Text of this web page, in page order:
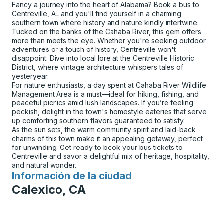
Fancy a journey into the heart of Alabama? Book a bus to
Centreville, AL and you'll find yourself in a charming
southern town where history and nature kindly intertwine.
Tucked on the banks of the Cahaba River, this gem offers
more than meets the eye. Whether you're seeking outdoor
adventures or a touch of history, Centreville won't
disappoint. Dive into local lore at the Centreville Historic
District, where vintage architecture whispers tales of
yesteryear.
For nature enthusiasts, a day spent at Cahaba River Wildlife
Management Area is a must—ideal for hiking, fishing, and
peaceful picnics amid lush landscapes. If you’re feeling
peckish, delight in the town's homestyle eateries that serve
up comforting southern flavors guaranteed to satisfy.
As the sun sets, the warm community spirit and laid-back
charms of this town make it an appealing getaway, perfect
for unwinding. Get ready to book your bus tickets to
Centreville and savor a delightful mix of heritage, hospitality,
and natural wonder.
Información de la ciudad
para
Calexico, CA